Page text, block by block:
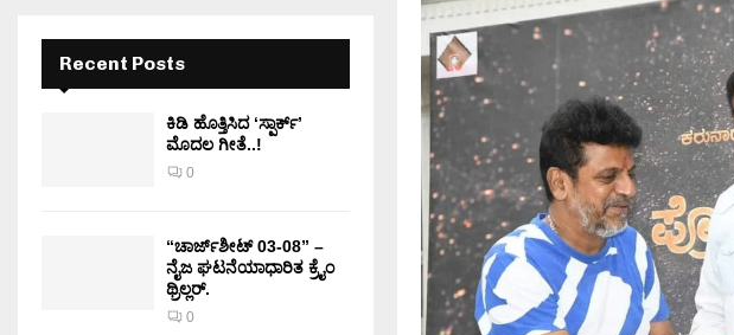
Recent Posts
ಕಿಡಿ‌‌ ಹೊತ್ತಿಸಿದ ‘ಸ್ಪಾರ್ಕ್’
ಮೊದಲ‌ ಗೀತೆ..!
0
“ಚಾರ್ಜ್‌ಶೀಟ್ 03-08” –
ನೈಜ ಘಟನೆಯಾಧಾರಿತ ಕ್ರೈಂ
ಥ್ರಿಲ್ಲರ್.
0